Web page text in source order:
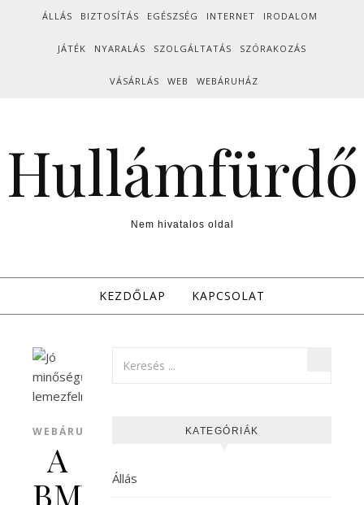
Skip to content
ÁLLÁS BIZTOSÍTÁS EGÉSZSÉG INTERNET IRODALOM
JÁTÉK NYARALÁS SZOLGÁLTATÁS SZÓRAKOZÁS
VÁSÁRLÁS WEB WEBÁRUHÁZ
Hullámfürdő
Nem hivatalos oldal
KEZDŐLAP KAPCSOLAT
WEBÁRUHÁZ
A
BMW
KATEGÓRIÁK
Állás